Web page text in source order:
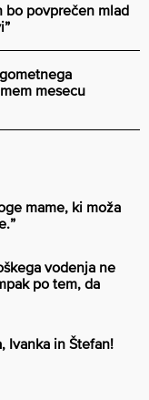
bo povprečen mlad
mesecu
mame, ki moža
vodenja ne
po tem, da
Ivanka in Štefan!